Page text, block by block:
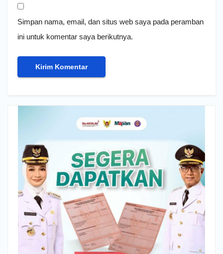
Simpan nama, email, dan situs web saya pada peramban
ini untuk komentar saya berikutnya.